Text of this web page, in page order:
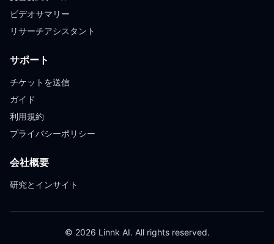
ビデオサマリー
リサーチアシスタント
サポート
チケットを送信
ガイド
利用規約
プライバシーポリシー
会社概要
研究とインサイト
© 2026 Linnk AI. All rights reserved.